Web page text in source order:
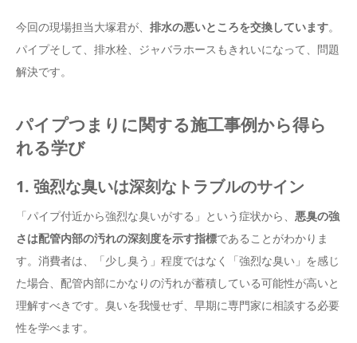
今回の現場担当大塚君が、 排水の悪いところを交換しています。
パイプそして、排水栓、ジャバラホースもきれいになって、問題
解決です。
パイプつまりに関する施工事例から得ら
れる学び
1. 強烈な臭いは深刻なトラブルのサイン
「パイプ付近から強烈な臭いがする」という症状から、 悪臭の強
さは配管内部の汚れの深刻度を示す指標であることがわかりま
す。消費者は、「少し臭う」程度ではなく「強烈な臭い」を感じ
た場合、配管内部にかなりの汚れが蓄積している可能性が高いと
理解すべきです。臭いを我慢せず、早期に専門家に相談する必要
性を学べます。